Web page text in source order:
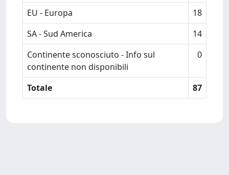
EU - Europa
18
SA - Sud America
14
Continente sconosciuto - Info sul
continente non disponibili
0
Totale 87